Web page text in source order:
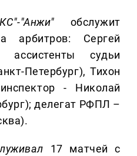
"Анжи" обслужит
арбитров: Сергей
ассистенты судьи
Петербург), Тихон
- Николай
делегат РФПЛ –
17 матчей с